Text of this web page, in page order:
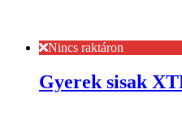
Nincs raktáron
Gyerek sisak